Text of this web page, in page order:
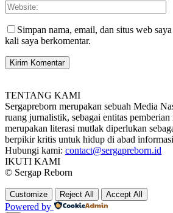
Simpan nama, email, dan situs web
kali saya berkomentar.
TENTANG KAMI
Sergapreborn merupakan sebuah Media
ruang jurnalistik, sebagai entitas
merupakan literasi mutlak diperlukan
berpikir kritis untuk hidup di abad
Hubungi kami: contact@sergapreborn.id
IKUTI KAMI
© Sergap Reborn
Customize Reject All Accept All
Powered by